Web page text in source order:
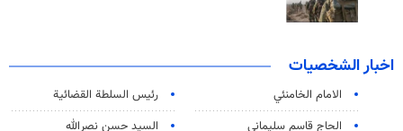
اخبار الشخصيات
الامام الخامنئي
رئیس السلطة القضائیة
الحاج قاسم سليماني
السيد حسن نصرالله